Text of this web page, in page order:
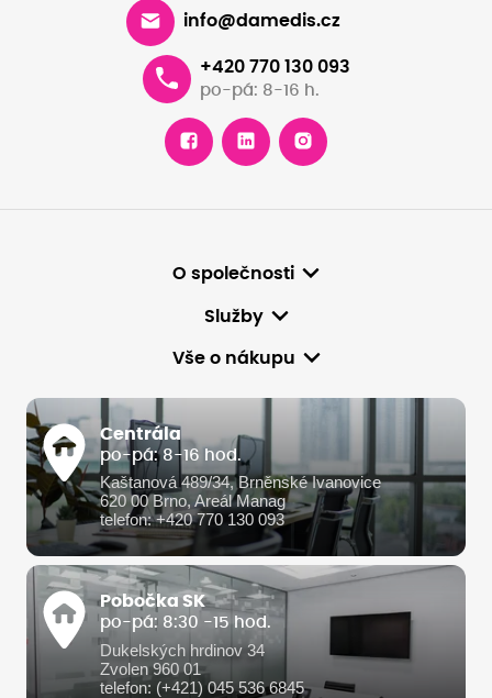
info@damedis.cz
+420 770 130 093
po-pá: 8-16 h.
O společnosti
Služby
Vše o nákupu
Centrála
po-pá: 8-16 hod.
Kaštanová 489/34, Brněnské Ivanovice
620 00 Brno, Areál Manag
telefon: +420 770 130 093
Pobočka SK
po-pá: 8:30 -15 hod.
Dukelských hrdinov 34
Zvolen 960 01
telefon: (+421) 045 536 6845